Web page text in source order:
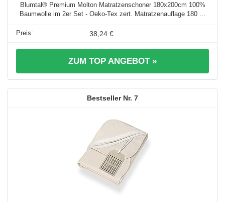
Blumtal® Premium Molton Matratzenschoner 180x200cm 100%
Baumwolle im 2er Set - Oeko-Tex zert. Matratzenauflage 180 ...
38,24 €
ZUM TOP ANGEBOT »
7